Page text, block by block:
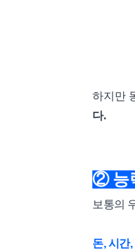
하지만
다.
② 능
보통의
돈, 시간,